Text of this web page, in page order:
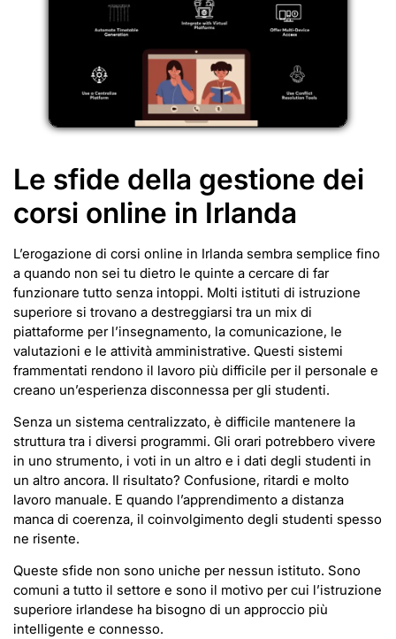
Le sfide della gestione dei
corsi online in Irlanda
L’erogazione di corsi online in Irlanda sembra semplice fino
a quando non sei tu dietro le quinte a cercare di far
funzionare tutto senza intoppi. Molti istituti di istruzione
superiore si trovano a destreggiarsi tra un mix di
piattaforme per l’insegnamento, la comunicazione, le
valutazioni e le attività amministrative. Questi sistemi
frammentati rendono il lavoro più difficile per il personale e
creano un’esperienza disconnessa per gli studenti.
Senza un sistema centralizzato, è difficile mantenere la
struttura tra i diversi programmi. Gli orari potrebbero vivere
in uno strumento, i voti in un altro e i dati degli studenti in
un altro ancora. Il risultato? Confusione, ritardi e molto
lavoro manuale. E quando l’apprendimento a distanza
manca di coerenza, il coinvolgimento degli studenti spesso
ne risente.
Queste sfide non sono uniche per nessun istituto. Sono
comuni a tutto il settore e sono il motivo per cui l’istruzione
superiore irlandese ha bisogno di un approccio più
intelligente e connesso.